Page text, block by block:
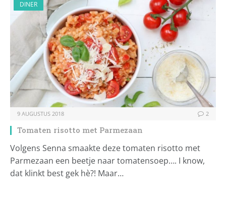
DINER
9 AUGUSTUS 2018 2
Tomaten risotto met Parmezaan
Volgens Senna smaakte deze tomaten risotto met
Parmezaan een beetje naar tomatensoep…. I know,
dat klinkt best gek hè?! Maar…